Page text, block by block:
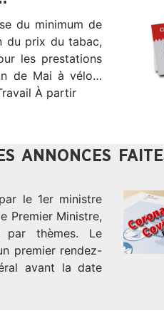
du minimum de
du prix du tabac,
les prestations
de Mai à vélo…
À partir
ANNONCES
le 1er ministre
Premier Ministre,
thèmes. Le
premier rendez-
avant la date